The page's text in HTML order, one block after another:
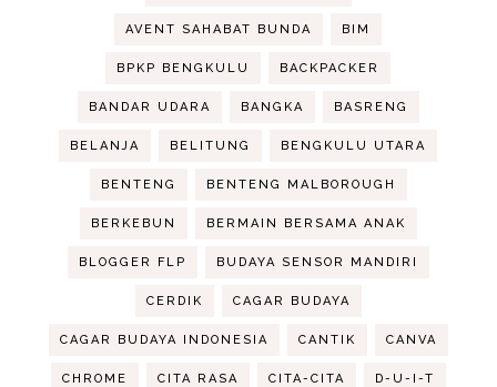
AVENT SAHABAT BUNDA BIM
BPKP BENGKULU BACKPACKER
BANDAR UDARA BANGKA BASRENG
BELANJA BELITUNG BENGKULU UTARA
BENTENG BENTENG MALBOROUGH
BERKEBUN BERMAIN BERSAMA ANAK
BLOGGER FLP BUDAYA SENSOR MANDIRI
CERDIK CAGAR BUDAYA
CAGAR BUDAYA INDONESIA CANTIK CANVA
CHROME CITA RASA CITA-CITA D-U-I-T